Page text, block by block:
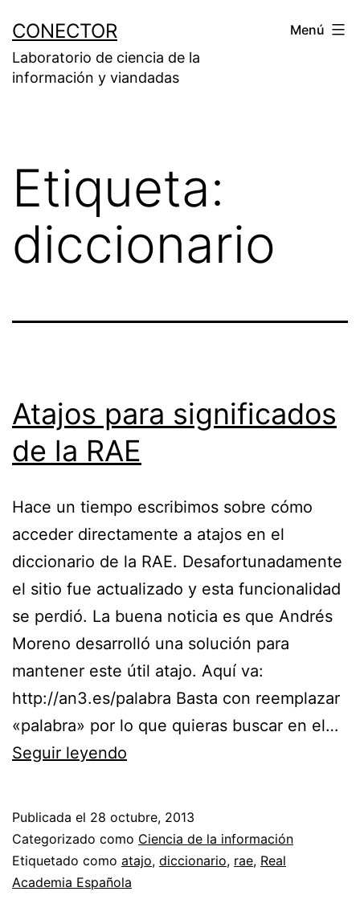
contenido
CONECTOR
Laboratorio de ciencia de la
información y viandadas
Menú
Etiqueta:
diccionario
Atajos para significados
de la RAE
Hace un tiempo escribimos sobre cómo
acceder directamente a atajos en el
diccionario de la RAE. Desafortunadamente
el sitio fue actualizado y esta funcionalidad
se perdió. La buena noticia es que Andrés
Moreno desarrolló una solución para
mantener este útil atajo. Aquí va:
http://an3.es/palabra Basta con reemplazar
«palabra» por lo que quieras buscar en el…
Seguir leyendo
de
la
RAE
Publicada el 28 octubre, 2013
Categorizado como Ciencia de la información
Etiquetado como atajo, diccionario, rae, Real
Academia Española